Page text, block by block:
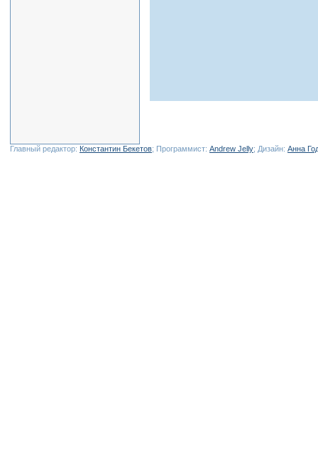
Главный редактор: Константин Бекетов; Программист: Andrew Jelly; Дизайн: Анна